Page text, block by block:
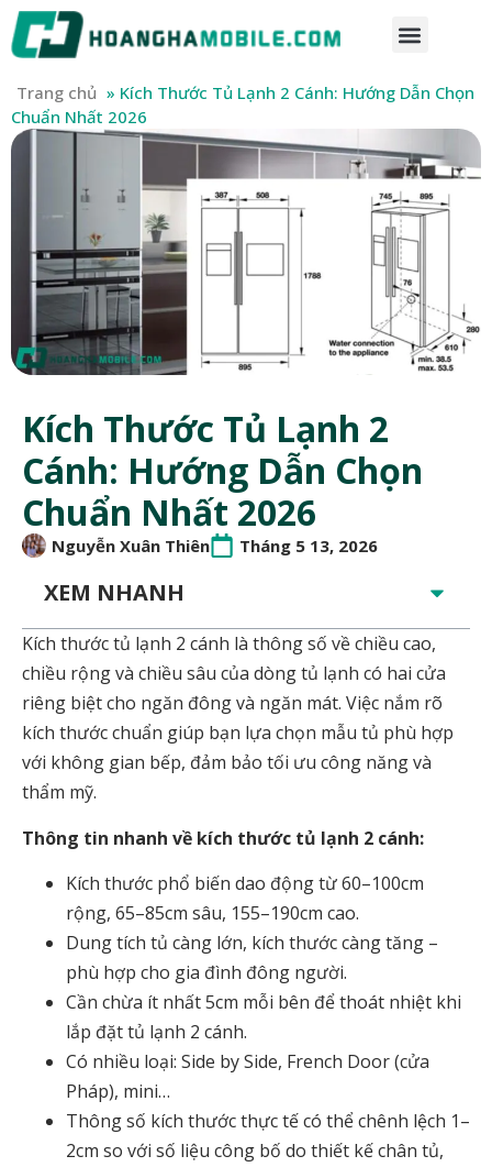
Trang chủ » Kích Thước Tủ Lạnh 2 Cánh: Hướng Dẫn Chọn
Chuẩn Nhất 2026
Kích Thước Tủ Lạnh 2
Cánh: Hướng Dẫn Chọn
Chuẩn Nhất 2026
Nguyễn Xuân Thiên Tháng 5 13, 2026
XEM NHANH
Kích thước tủ lạnh 2 cánh là thông số về chiều cao,
chiều rộng và chiều sâu của dòng tủ lạnh có hai cửa
riêng biệt cho ngăn đông và ngăn mát. Việc nắm rõ
kích thước chuẩn giúp bạn lựa chọn mẫu tủ phù hợp
với không gian bếp, đảm bảo tối ưu công năng và
thẩm mỹ.
Thông tin nhanh về kích thước tủ lạnh 2 cánh:
Kích thước phổ biến dao động từ 60–100cm
rộng, 65–85cm sâu, 155–190cm cao.
Dung tích tủ càng lớn, kích thước càng tăng –
phù hợp cho gia đình đông người.
Cần chừa ít nhất 5cm mỗi bên để thoát nhiệt khi
lắp đặt tủ lạnh 2 cánh.
Có nhiều loại: Side by Side, French Door (cửa
Pháp), mini…
Thông số kích thước thực tế có thể chênh lệch 1–
2cm so với số liệu công bố do thiết kế chân tủ,